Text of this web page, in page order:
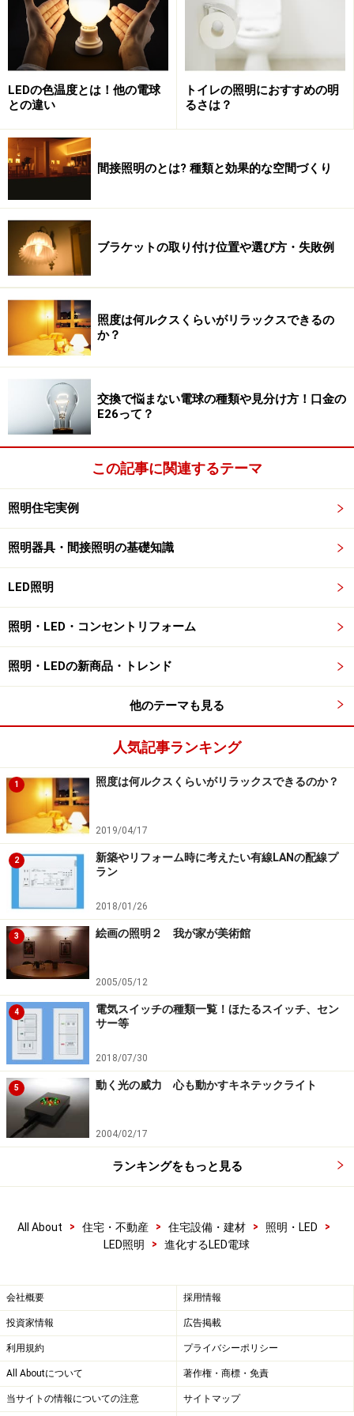
に比べ白い光は涼しい感じがするので自然と受け入れら
れるようになったのでしょう。
写真2. マンションの窓明かり
また間接的ではありますが、日本はエネルギー資源の自
給率が低いことも関係していると思います。そのため白
熱電球に比べエネルギー消費効率の高い蛍光ランプの普
及が、他の先進国に比べ進みました。なかでも電球色よ
りも見た目で明るく感じる白色系の光色が好まれてき
た、と推測されます。
しかし、日本経済が高度成長期を終え始めた頃から、
徐々に住宅照明の光色に変化が現れてきています。それ
は集合住宅などの窓明かりを見ると良く分かります。特
に都市部の新しい家々は電球色の温かい光が窓から外に
漏れている様子が伺えます。（写真2）
ただ欧米と違って、光源が蛍光灯もしくはLED の電球色
のため、温かさの深みが少し違います。
このように、今日の日本の住宅照明は白色（または昼白
次のページでは「白熱電球のようなLED電球が登場」を
※記事内容は執筆時点のものです。最新の内容をご確認くださ
い。
1/2 次のページへ
LEDの色温度とは！他の電球
との違い
トイレの照明におすすめの明
るさは？
間接照明のとは? 種類と効果的な空間づくり
ブラケットの取り付け位置や選び方・失敗例
照度は何ルクスくらいがリラックスできるの
か？
交換で悩まない電球の種類や見分け方！口金の
E26って？
この記事に関連するテーマ
照明住宅実例
照明器具・間接照明の基礎知識
LED照明
照明・LED・コンセントリフォーム
照明・LEDの新商品・トレンド
他のテーマも見る
人気記事ランキング
1 照度は何ルクスくらいがリラックスできるのか？
2019/04/17
2
新築やリフォーム時に考えたい有線LANの配線プ
ラン
2018/01/26
3 絵画の照明２ 我が家が美術館
2005/05/12
4
電気スイッチの種類一覧！ほたるスイッチ、セン
サー等
2018/07/30
5 動く光の威力 心も動かすキネテックライト
2004/02/17
ランキングをもっと見る
All About > 住宅・不動産 > 住宅設備・建材 > 照明・LED
>
LED照明
> 進化するLED電球
会社概要 採用情報
投資家情報 広告掲載
利用規約 プライバシーポリシー
All Aboutについて 著作権・商標・免責
当サイトの情報についての注意 サイトマップ